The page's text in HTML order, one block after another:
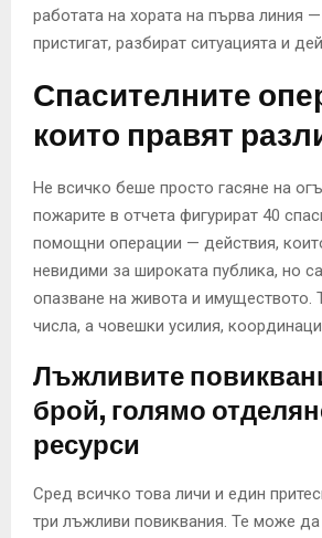
работата на хората на първа линия
пристигат, разбират ситуацията и
Спасителните
които правят
Не всичко беше просто гасяне на
пожарите в отчета фигурират 40
помощни операции — действия,
невидими за широката публика, но
опазване на живота и имуществото.
числа, а човешки усилия,
Лъжливите
брой, голямо
ресурси
Сред всичко това личи и един
три лъжливи повиквания. Те може